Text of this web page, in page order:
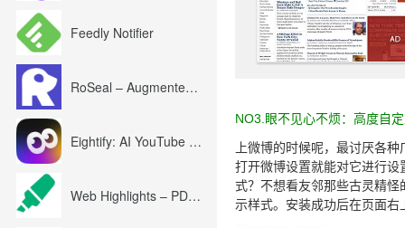
Feedly Notifier
RoSeal – Augmented Roblox Experience
Eightify: AI YouTube Summary with ChatGPT
Web Highlights – PDF & Web Highlighter
NO3. 眼不见心不烦：高度自
上微博的时候呢，最讨厌各
打开微博设置就能对它进行
式？不想看友邻那些古灵精
示样式。安装成功后在页面